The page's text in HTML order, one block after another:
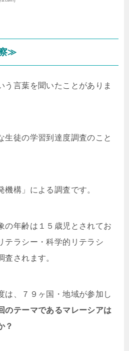
≫
う言葉を聞いたことがありま
生徒の学習到達度調査のこと
機構」による調査です。
の年齢は１５歳児とされてお
テラシー・科学的リテラシ
査されます。
は、７９ヶ国・地域が参加し
のテーマであるマレーシアは
？